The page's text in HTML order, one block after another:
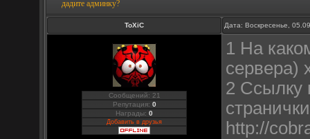
дадите админку?
ToXiC Дата: Воскресенье,
Сообщений: 21
Репутация: 0
Награды:0
Добавить в друзья
1 На
сервера)
2 Ссылку
http://